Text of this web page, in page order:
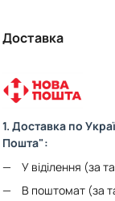
Доставка
1. Доставка по
Пошта":
У віділення (за
В поштомат (за